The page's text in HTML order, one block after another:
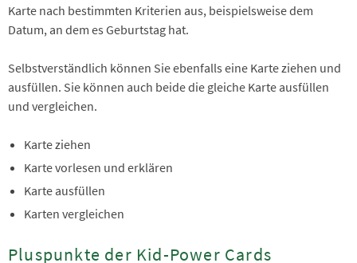
Karte nach bestimmten Kriterien aus, beispielsweise dem
Datum, an dem es Geburtstag hat.
Selbstverständlich können Sie ebenfalls eine Karte ziehen und
ausfüllen. Sie können auch beide die gleiche Karte ausfüllen
und vergleichen.
Karte ziehen
Karte vorlesen und erklären
Karte ausfüllen
Karten vergleichen
Pluspunkte der Kid-Power Cards